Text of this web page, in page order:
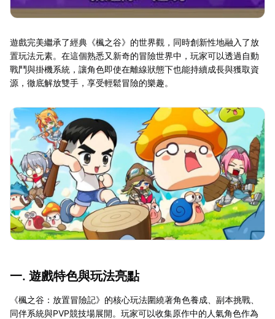
遊戲完美繼承了經典《楓之谷》的世界觀，同時創新性地融入了放
置玩法元素。在這個熟悉又新奇的冒險世界中，玩家可以透過自動
戰鬥與掛機系統，讓角色即使在離線狀態下也能持續成長與獲取資
源，徹底解放雙手，享受輕鬆冒險的樂趣。
一. 遊戲特色與玩法亮點
《楓之谷：放置冒險記》的核心玩法圍繞著角色養成、副本挑戰、
同伴系統與PVP競技場展開。玩家可以收集原作中的人氣角色作為